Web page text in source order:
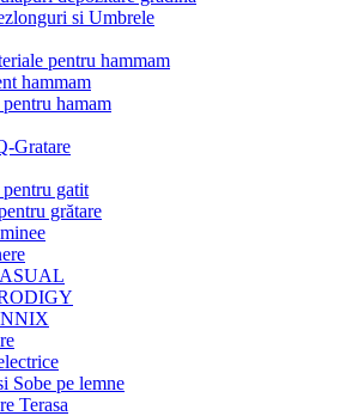
si Umbrele
pentru hammam
hammam
hamam
Gratare
gatit
grătare
Sobe pe lemne
Terasa